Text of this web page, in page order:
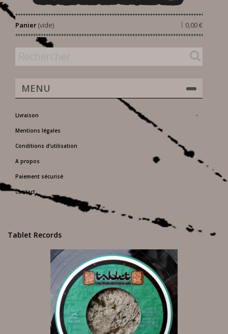
Panier 0,00 €
|
(vide)
MENU
Livraison
Mentions légales
Conditions d'utilisation
A propos
Paiement sécurisé
Contact
Tablet Records